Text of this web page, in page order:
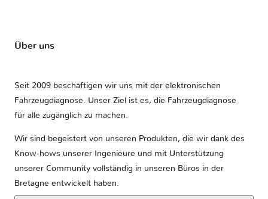
Über uns
Seit 2009 beschäftigen wir uns mit der elektronischen
Fahrzeugdiagnose. Unser Ziel ist es, die Fahrzeugdiagnose
für alle zugänglich zu machen.
Wir sind begeistert von unseren Produkten, die wir dank des
Know-hows unserer Ingenieure und mit Unterstützung
unserer Community vollständig in unseren Büros in der
Bretagne entwickelt haben.